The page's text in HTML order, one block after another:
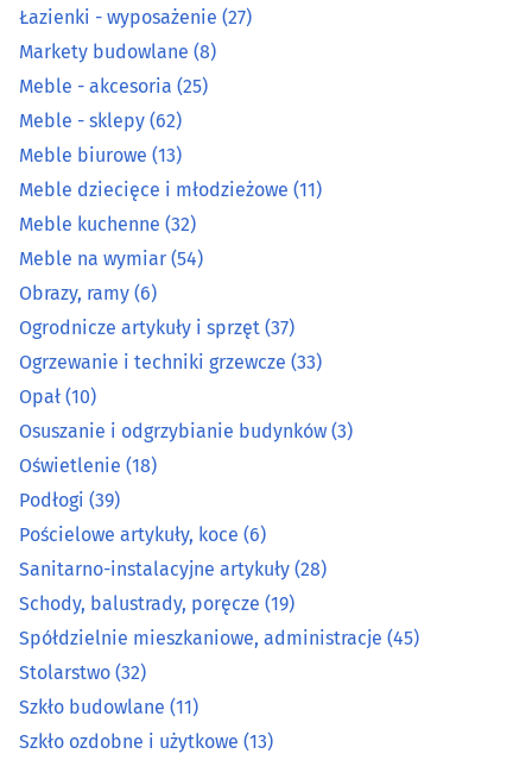
Klimatyzacja(40)
Kominki i piece(15)
Konstrukcje stalowe
Kosztorysowanie (7)
Kowale(2)
Łazienki - wyposażenie(27)
Markety budowlane
Meble - akcesoria(25)
Meble - sklepy
Meble biurowe(13)
Meble dziecięce i młodzieżowe (11)
Meble kuchenne
Meble na wymiar(54)
Łazienki - wyposażenie (27)
Markety budowlane (8)
Meble - akcesoria (25)
Meble - sklepy (62)
Meble biurowe (13)
Meble dziecięce i młodzieżowe (11)
Meble kuchenne (32)
Meble na wymiar (54)
Obrazy, ramy (6)
Ogrodnicze artykuły i sprzęt (37)
Ogrzewanie i techniki grzewcze (33)
Opał (10)
Osuszanie i odgrzybianie budynków (3)
Oświetlenie (18)
Podłogi (39)
Pościelowe artykuły, koce (6)
Sanitarno-instalacyjne artykuły (28)
Schody, balustrady, poręcze (19)
Spółdzielnie mieszkaniowe, administracje (45)
Stolarstwo (32)
Szkło budowlane (11)
Szkło ozdobne i użytkowe (13)